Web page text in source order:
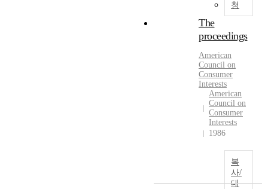
청
The
proceedings
American
Council on
Consumer
Interests
American
Council on
Consumer
Interests
1986
복
사/
대